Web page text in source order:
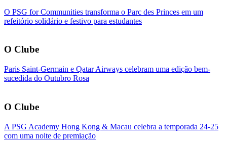
O PSG for Communities transforma o Parc des Princes em um
refeitório solidário e festivo para estudantes
O Clube
Paris Saint-Germain e Qatar Airways celebram uma edição bem-
sucedida do Outubro Rosa
O Clube
A PSG Academy Hong Kong & Macau celebra a temporada 24-25
com uma noite de premiação